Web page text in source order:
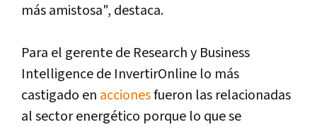
más amistosa", destaca.
Para el gerente de Research y Business
Intelligence de InvertirOnline lo más
castigado en accionesfueron las relacionadas
al sector energético porque lo que se